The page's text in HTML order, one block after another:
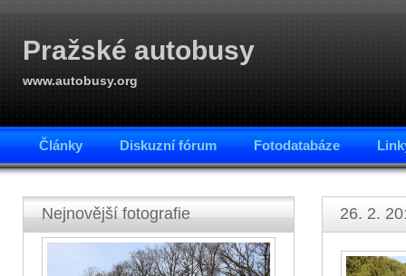
Pražské autobusy
www.autobusy.org
Články Diskuzní fórum Fotodatabáze
Nejnovější fotografie 26. 2.